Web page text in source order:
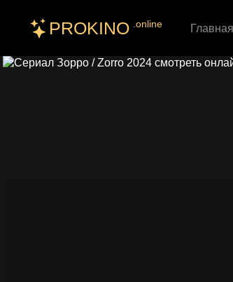
PROKINO .online Главная